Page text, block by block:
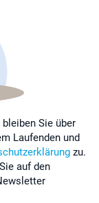
Sie über
Laufenden und
zu.
auf den